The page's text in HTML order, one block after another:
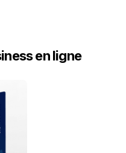
en ligne